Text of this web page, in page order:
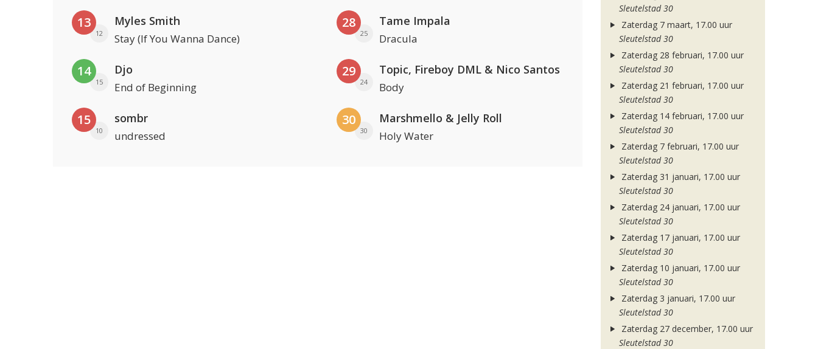
13
12
Myles Smith
Stay (If You Wanna Dance)
14
15
Djo
End of Beginning
15
10
sombr
undressed
28
25
Tame Impala
Dracula
29
24
Topic, Fireboy DML & Nico Santos
Body
30
30
Marshmello & Jelly Roll
Holy Water
Sleutelstad 30
Zaterdag 7 maart, 17.00 uur
Sleutelstad 30
Zaterdag 28 februari, 17.00 uur
Sleutelstad 30
Zaterdag 21 februari, 17.00 uur
Sleutelstad 30
Zaterdag 14 februari, 17.00 uur
Sleutelstad 30
Zaterdag 7 februari, 17.00 uur
Sleutelstad 30
Zaterdag 31 januari, 17.00 uur
Sleutelstad 30
Zaterdag 24 januari, 17.00 uur
Sleutelstad 30
Zaterdag 17 januari, 17.00 uur
Sleutelstad 30
Zaterdag 10 januari, 17.00 uur
Sleutelstad 30
Zaterdag 3 januari, 17.00 uur
Sleutelstad 30
Zaterdag 27 december, 17.00 uur
Sleutelstad 30